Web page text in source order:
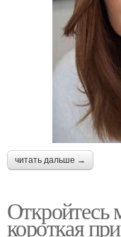
читать дальше →
Откройтесь
короткая